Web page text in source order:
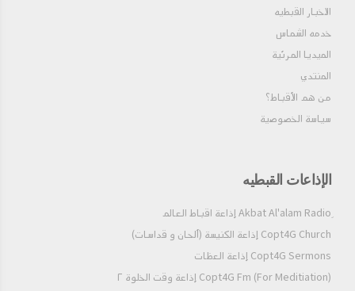
as if he were never to die? But what revived and refreshed me
especially was the consolations of other friends, with whom I
did love what instead of You I loved. And this was a monstrous
fable and protracted lie, by whose adulterous contact our soul,
which lay itching in our ears, was being polluted. But that fable
would not die to me so oft as any of my friends died. There
were other things in them which did more lay hold of my mind
—to discourse and jest with them; to indulge in an interchange
infrequency of these differences to give zest to our more
taught; longing for the absent with impatience, and welcoming
the coming with joy. These and similar expressions, emanating
from the hearts of those who loved and were beloved in return,
by the countenance, the tongue, the eyes, and a thousand
pleasing movements, were so much fuel to melt our souls
الاخبار القبطيه
خدمه الشماس
الميديا المرئية
المنتدي
من هم الأقباط؟‎
سياسة الخصوصية
الإذاعات القبطيه
Copt4G Church إذاعة الكنيسة (ألحان و قداسات)
Copt4G Sermons إذاعة العظات
Copt4G Fm (For Meditiation) إذاعة وقت الخلوة ٢